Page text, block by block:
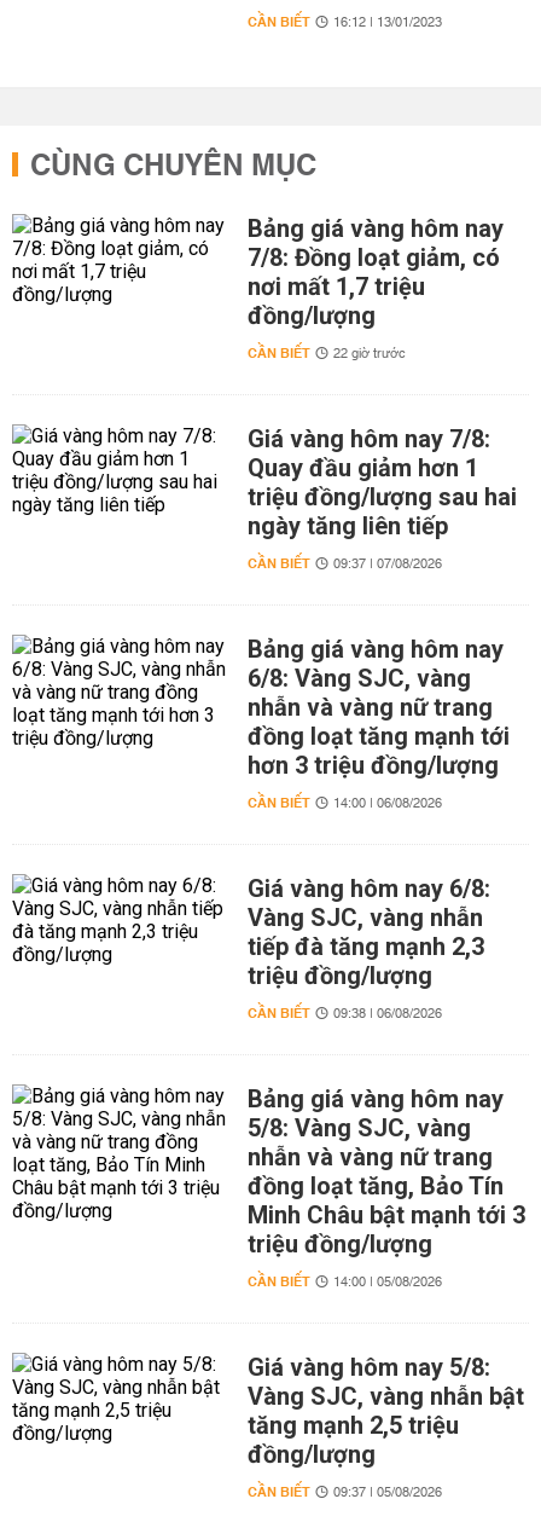
CẦN BIẾT 16:12 | 13/01/2023
CÙNG CHUYÊN MỤC
Bảng giá vàng hôm nay
7/8: Đồng loạt giảm, có
nơi mất 1,7 triệu
đồng/lượng
CẦN BIẾT 22 giờ trước
Giá vàng hôm nay 7/8:
Quay đầu giảm hơn 1
triệu đồng/lượng sau hai
ngày tăng liên tiếp
CẦN BIẾT 09:37 | 07/08/2026
Bảng giá vàng hôm nay
6/8: Vàng SJC, vàng
nhẫn và vàng nữ trang
đồng loạt tăng mạnh tới
hơn 3 triệu đồng/lượng
CẦN BIẾT 14:00 | 06/08/2026
Giá vàng hôm nay 6/8:
Vàng SJC, vàng nhẫn
tiếp đà tăng mạnh 2,3
triệu đồng/lượng
CẦN BIẾT 09:38 | 06/08/2026
Bảng giá vàng hôm nay
5/8: Vàng SJC, vàng
nhẫn và vàng nữ trang
đồng loạt tăng, Bảo Tín
Minh Châu bật mạnh tới 3
triệu đồng/lượng
CẦN BIẾT 14:00 | 05/08/2026
Giá vàng hôm nay 5/8:
Vàng SJC, vàng nhẫn bật
tăng mạnh 2,5 triệu
đồng/lượng
CẦN BIẾT 09:37 | 05/08/2026